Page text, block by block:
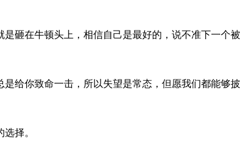
砸在牛顿头上，相信自己是最好的，说不准下一个被
给你致命一击，所以失望是常态，但愿我们都能够披
择。